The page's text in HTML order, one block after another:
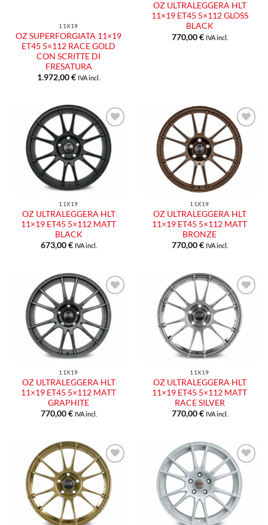
11X19
OZ SUPERFORGIATA 11×19
ET45 5×112 RACE GOLD
CON SCRITTE DI
FRESATURA
1.972,00€ IVA incl.
OZ ULTRALEGGERA HLT
11×19 ET45 5×112 GLOSS
BLACK
770,00€ IVA incl.
Aggiungi
alla lista
dei
desideri
11X19
OZ ULTRALEGGERA HLT
11×19 ET45 5×112 MATT
BLACK
673,00€ IVA incl.
Aggiungi
alla lista
dei
desideri
11X19
OZ ULTRALEGGERA HLT
11×19 ET45 5×112 MATT
BRONZE
770,00€ IVA incl.
Aggiungi
alla lista
dei
desideri
11X19
OZ ULTRALEGGERA HLT
11×19 ET45 5×112 MATT
GRAPHITE
770,00€ IVA incl.
Aggiungi
alla lista
dei
desideri
11X19
OZ ULTRALEGGERA HLT
11×19 ET45 5×112 MATT
RACE SILVER
770,00€ IVA incl.
Aggiungi
alla lista
dei
desideri
Aggiungi
alla lista
desideri